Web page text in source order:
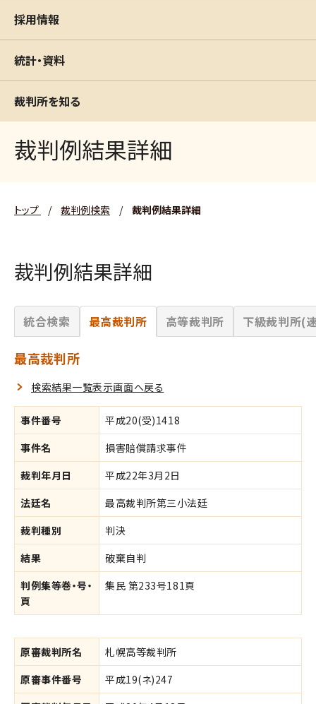
採用情報
統計・資料
裁判所を知る
裁判例結果詳細
トップ / 裁判例検索 / 裁判例結果詳細
裁判例結果詳細
統合検索 最高裁判所 高等裁判所 下級裁判所(
最高裁判所
検索結果一覧表示画面へ戻る
事件番号
平成20(受)1418
事件名
損害賠償請求事件
裁判年月日
平成22年3月2日
法廷名
最高裁判所第三小法廷
裁判種別
判決
結果
破棄自判
判例集等巻・号・
頁
集民 第233号181頁
原審裁判所名
札幌高等裁判所
原審事件番号
平成19(ネ)247